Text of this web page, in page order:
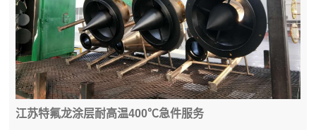
江苏特氟龙涂层耐高温400℃急件服务